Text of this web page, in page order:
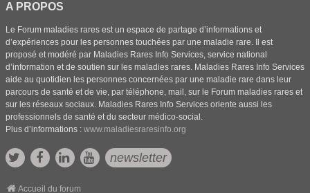
A PROPOS
Le Forum maladies rares est un espace de partage d’informations et
d’expériences pour les personnes touchées par une maladie rare. Il est
proposé et modéré par Maladies Rares Info Services, service national
d’information et de soutien sur les maladies rares. Maladies Rares Info Services
aide au quotidien les personnes concernées par une maladie rare dans leur
parcours de santé et de vie, par téléphone, mail, sur le Forum maladies rares et
sur les réseaux sociaux. Maladies Rares Info Services oriente aussi les
professionnels de santé et du secteur médico-social.
Plus d’informations : www.maladiesraresinfo.org
newsletter
Accueil du forum